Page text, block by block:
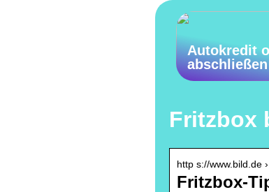
Autokredit
abschließen
Fritzbox
http s://www.bild.de
Fritzbox-